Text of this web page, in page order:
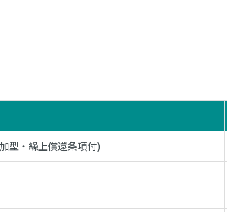
型・繰上償還条項付)